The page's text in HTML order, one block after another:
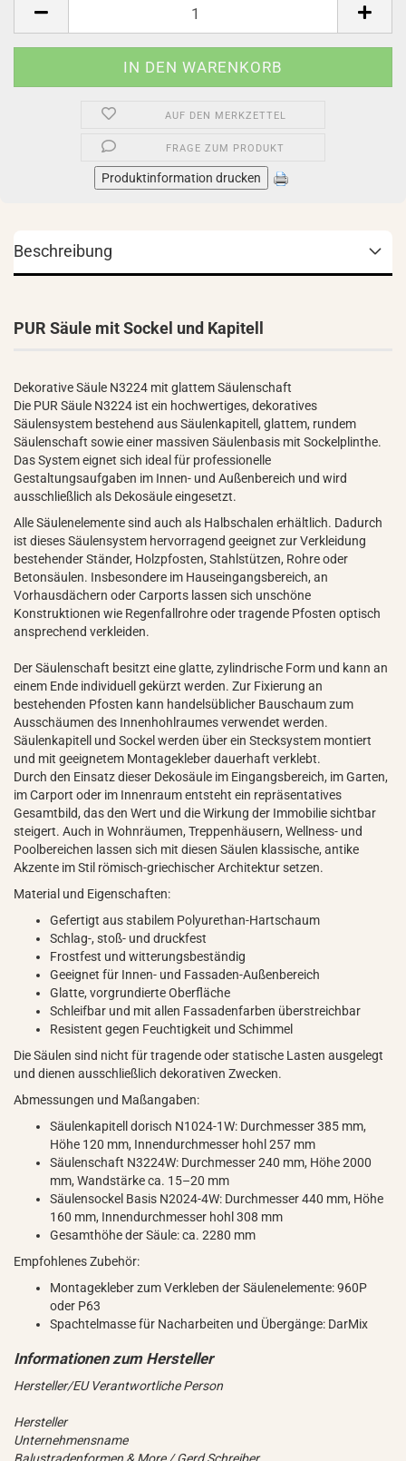
AUF DEN MERKZETTEL
FRAGE ZUM PRODUKT
Produktinformation drucken
Beschreibung
PUR Säule mit Sockel und Kapitell
Dekorative Säule N3224 mit glattem Säulenschaft
Die PUR Säule N3224 ist ein hochwertiges, dekoratives
Säulensystem bestehend aus Säulenkapitell, glattem, rundem
Säulenschaft sowie einer massiven Säulenbasis mit Sockelplinthe.
Das System eignet sich ideal für professionelle
Gestaltungsaufgaben im Innen- und Außenbereich und wird
ausschließlich als Dekosäule eingesetzt.
Alle Säulenelemente sind auch als Halbschalen erhältlich. Dadurch
ist dieses Säulensystem hervorragend geeignet zur Verkleidung
bestehender Ständer, Holzpfosten, Stahlstützen, Rohre oder
Betonsäulen. Insbesondere im Hauseingangsbereich, an
Vorhausdächern oder Carports lassen sich unschöne
Konstruktionen wie Regenfallrohre oder tragende Pfosten optisch
ansprechend verkleiden.
Der Säulenschaft besitzt eine glatte, zylindrische Form und kann an
einem Ende individuell gekürzt werden. Zur Fixierung an
bestehenden Pfosten kann handelsüblicher Bauschaum zum
Ausschäumen des Innenhohlraumes verwendet werden.
Säulenkapitell und Sockel werden über ein Stecksystem montiert
und mit geeignetem Montagekleber dauerhaft verklebt.
Durch den Einsatz dieser Dekosäule im Eingangsbereich, im Garten,
im Carport oder im Innenraum entsteht ein repräsentatives
Gesamtbild, das den Wert und die Wirkung der Immobilie sichtbar
steigert. Auch in Wohnräumen, Treppenhäusern, Wellness- und
Poolbereichen lassen sich mit diesen Säulen klassische, antike
Akzente im Stil römisch-griechischer Architektur setzen.
Material und Eigenschaften:
Gefertigt aus stabilem Polyurethan-Hartschaum
Schlag-, stoß- und druckfest
Frostfest und witterungsbeständig
Geeignet für Innen- und Fassaden-Außenbereich
Glatte, vorgrundierte Oberfläche
Schleifbar und mit allen Fassadenfarben überstreichbar
Resistent gegen Feuchtigkeit und Schimmel
Die Säulen sind nicht für tragende oder statische Lasten ausgelegt
und dienen ausschließlich dekorativen Zwecken.
Abmessungen und Maßangaben:
Säulenkapitell dorisch N1024-1W: Durchmesser 385 mm,
Höhe 120 mm, Innendurchmesser hohl 257 mm
Säulenschaft N3224W: Durchmesser 240 mm, Höhe 2000
mm, Wandstärke ca. 15–20 mm
Säulensockel Basis N2024-4W: Durchmesser 440 mm, Höhe
160 mm, Innendurchmesser hohl 308 mm
Gesamthöhe der Säule: ca. 2280 mm
Empfohlenes Zubehör:
Montagekleber zum Verkleben der Säulenelemente: 960P
oder P63
Spachtelmasse für Nacharbeiten und Übergänge: DarMix
Hersteller/EU Verantwortliche Person
Hersteller
Unternehmensname